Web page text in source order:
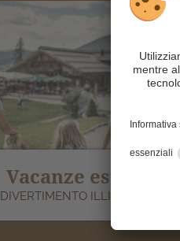
Vacanze estive
DIVERTIMENTO ILLIMITATO